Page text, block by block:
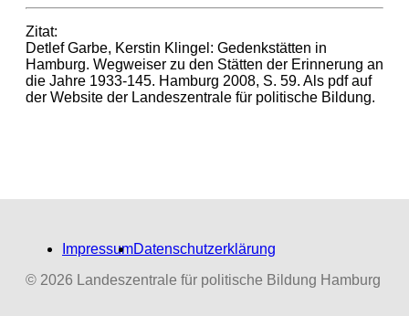
Zitat:
Detlef Garbe, Kerstin Klingel: Gedenkstätten in
Hamburg. Wegweiser zu den Stätten der Erinnerung an
die Jahre 1933-145. Hamburg 2008, S. 59. Als pdf auf
der Website der Landeszentrale für politische Bildung.
ImpressumDatenschutzerklärung
© 2026 Landeszentrale für politische Bildung Hamburg